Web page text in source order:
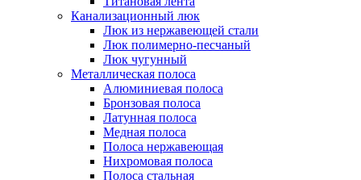
Канализационный люк
Люк из нержавеющей стали
Люк полимерно-песчаный
Люк чугунный
Металлическая полоса
Алюминиевая полоса
Бронзовая полоса
Латунная полоса
Медная полоса
Полоса нержавеющая
Нихромовая полоса
Полоса стальная